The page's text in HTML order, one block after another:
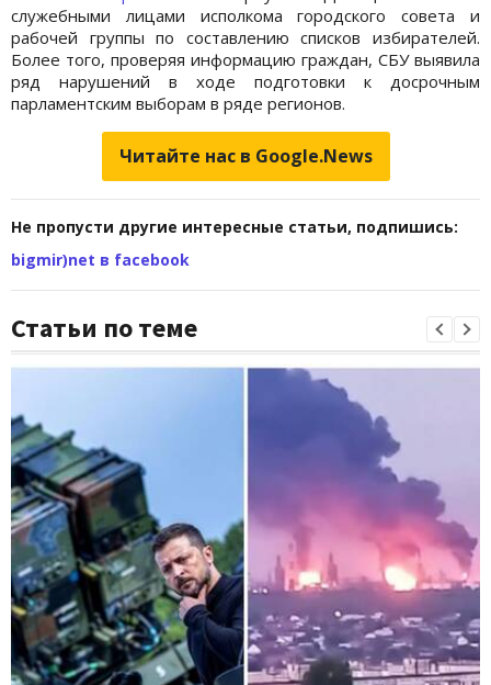
служебными лицами исполкома городского совета и
рабочей группы по составлению списков избирателей.
Более того, проверяя информацию граждан, СБУ выявила
ряд нарушений в ходе подготовки к досрочным
парламентским выборам в ряде регионов.
Читайте нас в Google.News
Не пропусти другие интересные статьи, подпишись:
bigmir)net в facebook
Статьи по теме